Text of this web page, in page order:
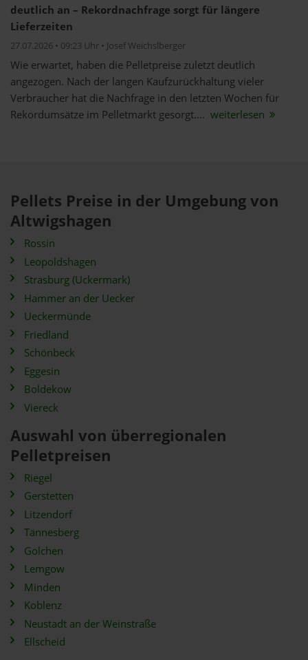
deutlich an – Rekordnachfrage sorgt für längere
Lieferzeiten
27.07.2026 • 09:23 Uhr • Josef Weichslberger
Wie erwartet, haben die Pelletpreise zuletzt deutlich
angezogen. Nach der langen Kaufzurückhaltung vieler
Verbraucher hat die Nachfrage in den letzten Wochen für
Rekordumsätze im Pelletmarkt gesorgt.... weiterlesen
Pellets Preise in der Umgebung von
Altwigshagen
Rossin
Leopoldshagen
Strasburg (Uckermark)
Hammer an der Uecker
Ueckermünde
Friedland
Schönbeck
Eggesin
Boldekow
Viereck
Auswahl von überregionalen
Pelletpreisen
Riegel
Gerstetten
Litzendorf
Tännesberg
Golchen
Lemgow
Minden
Koblenz
Neustadt an der Weinstraße
Ellscheid